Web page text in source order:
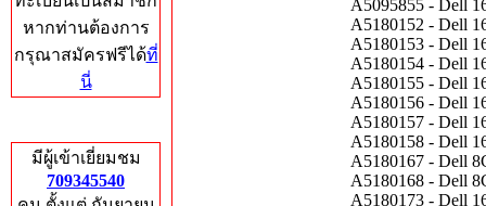
หากท่านต้องการ
กรุณาสมัครฟรีได้ที่
นี่
มีผู้เข้าเยี่ยมชม
709345540
A5095855 - Dell
A5180152 - Dell
A5180153 - Dell
A5180154 - Dell
A5180155 - Dell
A5180156 - Dell
A5180157 - Dell
A5180158 - Dell
A5180167 - Dell
A5180168 - Dell
A5180173 - Dell